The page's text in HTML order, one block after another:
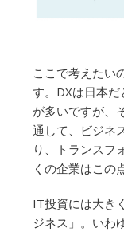
ここで考えたい
す。DXは日本
が多いですが、
通して、ビジネ
り、トランスフ
くの企業はこの
IT投資には大き
ジネス」。いわ